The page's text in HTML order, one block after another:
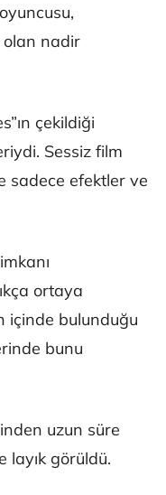
olan nadir
çekildiği
Sessiz film
sadece efektler ve
ortaya
içinde bulunduğu
bunu
uzun süre
layık görüldü.